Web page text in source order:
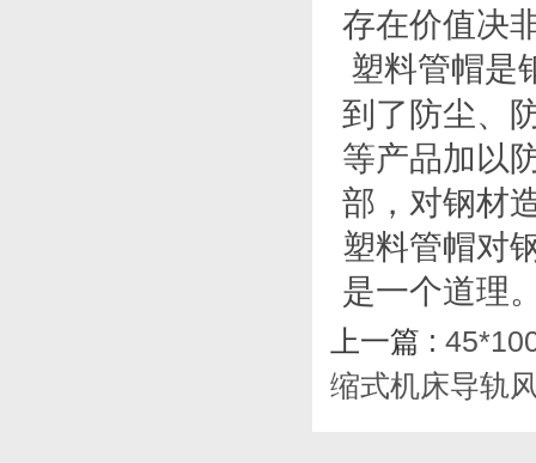
存在价值决
塑料管帽是
到了防尘、
等产品加以
部，对钢材
塑料管帽对
是一个道理
上一篇 :
缩式机床导轨